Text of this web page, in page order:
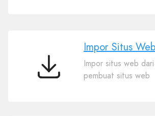
Impor
Impor Situs Web
Impor situs web
pembuat situs web